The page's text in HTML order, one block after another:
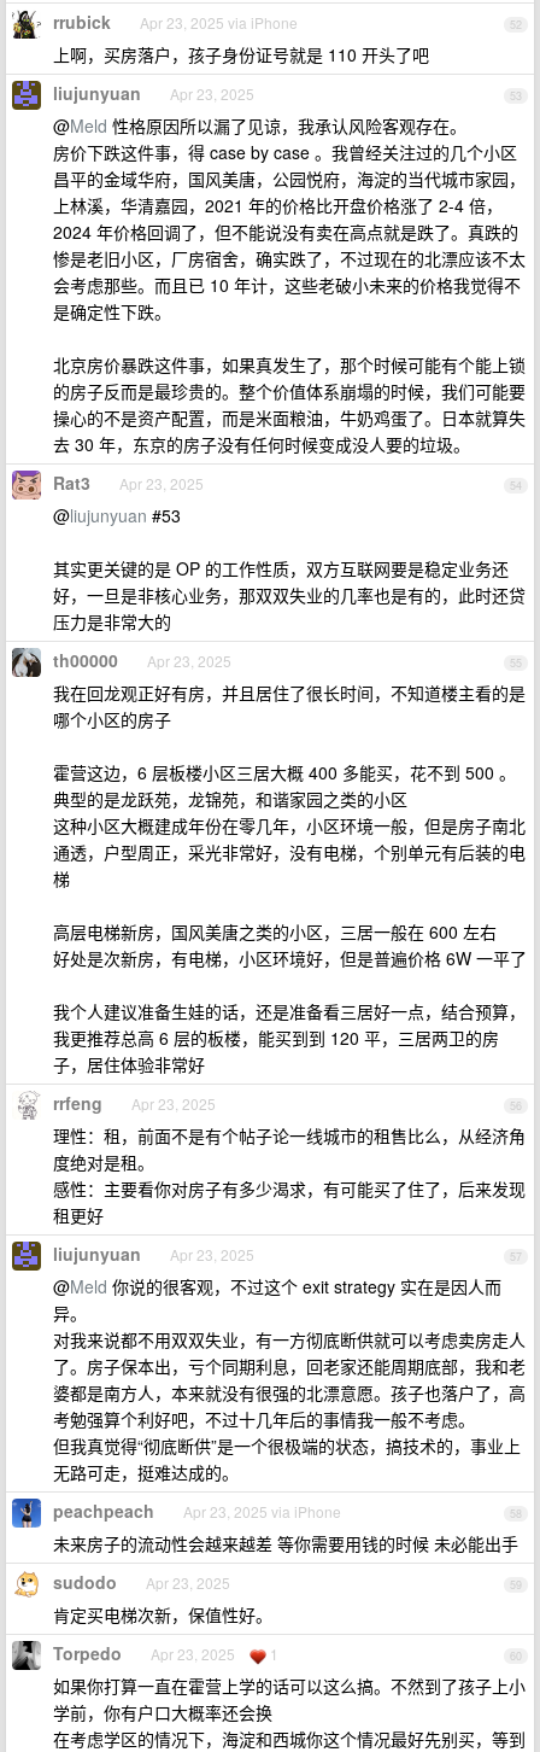
52
rrubick Apr 23, 2025 via iPhone
上啊，买房落户，孩子身份证号就是 110 开头了吧
53
liujunyuan Apr 23, 2025
@Meld 性格原因所以漏了见谅，我承认风险客观存在。
房价下跌这件事，得 case by case 。我曾经关注过的几个小区
昌平的金域华府，国风美唐，公园悦府，海淀的当代城市家园，
上林溪，华清嘉园，2021 年的价格比开盘价格涨了 2-4 倍，
2024 年价格回调了，但不能说没有卖在高点就是跌了。真跌的
惨是老旧小区，厂房宿舍，确实跌了，不过现在的北漂应该不太
会考虑那些。而且已 10 年计，这些老破小未来的价格我觉得不
是确定性下跌。
北京房价暴跌这件事，如果真发生了，那个时候可能有个能上锁
的房子反而是最珍贵的。整个价值体系崩塌的时候，我们可能要
操心的不是资产配置，而是米面粮油，牛奶鸡蛋了。日本就算失
去 30 年，东京的房子没有任何时候变成没人要的垃圾。
54
Rat3 Apr 23, 2025
@liujunyuan #53
其实更关键的是 OP 的工作性质，双方互联网要是稳定业务还
好，一旦是非核心业务，那双双失业的几率也是有的，此时还贷
压力是非常大的
55
th00000 Apr 23, 2025
我在回龙观正好有房，并且居住了很长时间，不知道楼主看的是
哪个小区的房子
霍营这边，6 层板楼小区三居大概 400 多能买，花不到 500 。
典型的是龙跃苑，龙锦苑，和谐家园之类的小区
这种小区大概建成年份在零几年，小区环境一般，但是房子南北
通透，户型周正，采光非常好，没有电梯，个别单元有后装的电
梯
高层电梯新房，国风美唐之类的小区，三居一般在 600 左右
好处是次新房，有电梯，小区环境好，但是普遍价格 6W 一平了
我个人建议准备生娃的话，还是准备看三居好一点，结合预算，
我更推荐总高 6 层的板楼，能买到到 120 平，三居两卫的房
子，居住体验非常好
56
rrfeng Apr 23, 2025
理性：租，前面不是有个帖子论一线城市的租售比么，从经济角
度绝对是租。
感性：主要看你对房子有多少渴求，有可能买了住了，后来发现
租更好
57
liujunyuan Apr 23, 2025
@Meld 你说的很客观，不过这个 exit strategy 实在是因人而
异。
对我来说都不用双双失业，有一方彻底断供就可以考虑卖房走人
了。房子保本出，亏个同期利息，回老家还能周期底部，我和老
婆都是南方人，本来就没有很强的北漂意愿。孩子也落户了，高
考勉强算个利好吧，不过十几年后的事情我一般不考虑。
但我真觉得“彻底断供”是一个很极端的状态，搞技术的，事业上
无路可走，挺难达成的。
58
peachpeach Apr 23, 2025 via iPhone
未来房子的流动性会越来越差 等你需要用钱的时候 未必能出手
59
sudodo Apr 23, 2025
肯定买电梯次新，保值性好。
60
Torpedo Apr 23, 2025 1
如果你打算一直在霍营上学的话可以这么搞。不然到了孩子上小
学前，你有户口大概率还会换
在考虑学区的情况下，海淀和西城你这个情况最好先别买，等到